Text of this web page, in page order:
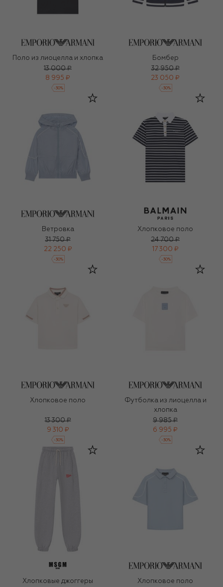
Поло из лиоцелла и хлопка
13 000 ₽
8 995 ₽
-30%
Бомбер
32 950 ₽
23 050 ₽
-30%
Ветровка
31 750 ₽
22 250 ₽
-30%
Хлопковое поло
24 700 ₽
17 300 ₽
-30%
Хлопковое поло
13 300 ₽
9 310 ₽
-30%
Футболка из лиоцелла и
хлопка
9 985 ₽
6 995 ₽
-30%
Хлопковые джоггеры Хлопковое поло